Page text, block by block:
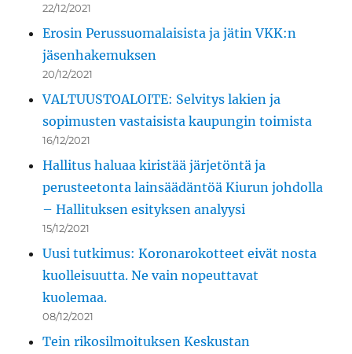
22/12/2021
Erosin Perussuomalaisista ja jätin VKK:n
jäsenhakemuksen
20/12/2021
VALTUUSTOALOITE: Selvitys lakien ja
sopimusten vastaisista kaupungin toimista
16/12/2021
Hallitus haluaa kiristää järjetöntä ja
perusteetonta lainsäädäntöä Kiurun johdolla
– Hallituksen esityksen analyysi
15/12/2021
Uusi tutkimus: Koronarokotteet eivät nosta
kuolleisuutta. Ne vain nopeuttavat
kuolemaa.
08/12/2021
Tein rikosilmoituksen Keskustan